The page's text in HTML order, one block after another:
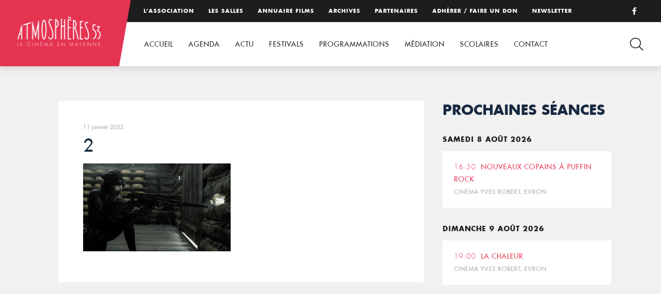
L’ASSOCIATION LES SALLES ANNUAIRE FILMS ARCHIVES PARTENAIRES ADHÉRER / FAIRE UN DON NEWSLETTER
ACCUEIL AGENDA ACTU FESTIVALS PROGRAMMATIONS MÉDIATION SCOLAIRES CONTACT
11 janvier 2022
2
PROCHAINES SÉANCES
SAMEDI 8 AOÛT 2026
16:30
NOUVEAUX COPAINS À PUFFIN
ROCK
CINÉMA YVES ROBERT, EVRON
DIMANCHE 9 AOÛT 2026
19:00 LA CHALEUR
CINÉMA YVES ROBERT, EVRON